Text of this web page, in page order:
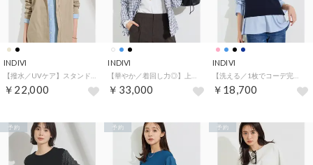
INDIVI
￥22,000
INDIVI
￥33,000
INDIVI
￥18,700
予約 予約 予約